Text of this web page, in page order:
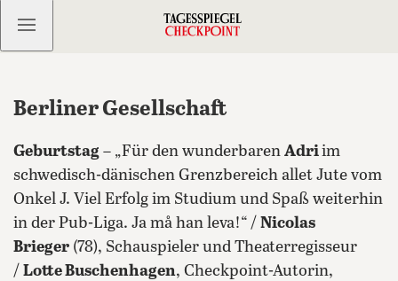
Kostenlos anmelden
Berliner Gesellschaft
Geburtstag – „Für den wunderbaren Adriim
schwedisch-dänischen Grenzbereich allet Jute vom
Onkel J. Viel Erfolg im Studium und Spaß weiterhin
in der Pub-Liga. Ja må han leva!“ / Nicolas
Brieger (78), Schauspieler und Theaterregisseur
/ Lotte Buschenhagen, Checkpoint-Autorin,